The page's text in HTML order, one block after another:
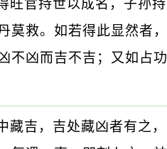
旺官持世以成名，子孙持
救。如若得此显然者，
不凶而吉不吉；又如占功
吉，吉处藏凶者有之，